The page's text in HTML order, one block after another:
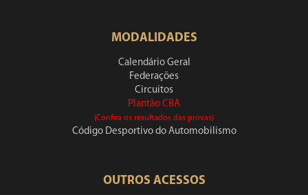
MODALIDADES
Calendário Geral
Federações
Circuitos
Plantão CBA
(Confira os resultados das provas)
Código Desportivo do Automobilismo
OUTROS ACESSOS